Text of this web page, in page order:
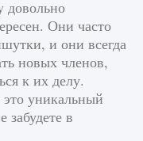
Нари в
0 0
довольно
Они часто
и они всегда
новых членов,
к их делу.
уникальный
в